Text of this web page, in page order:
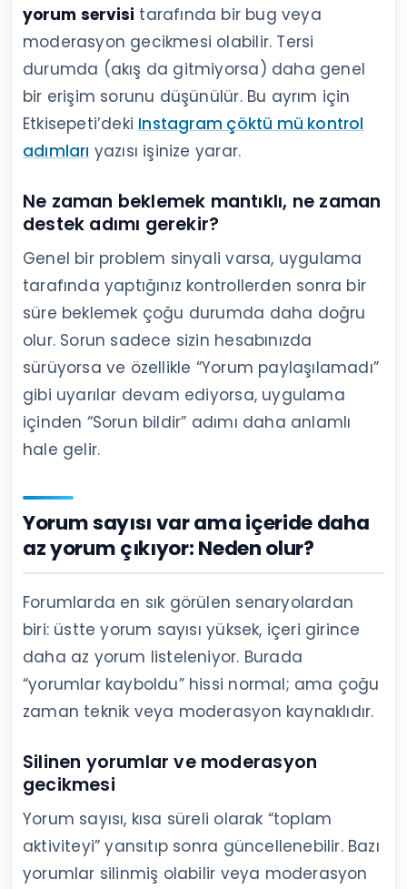
yorum servisi tarafında bir bug veya
moderasyon gecikmesi olabilir. Tersi
durumda (akış da gitmiyorsa) daha genel
bir erişim sorunu düşünülür. Bu ayrım için
Etkisepeti’deki Instagram çöktü mü kontrol
adımları yazısı işinize yarar.
Ne zaman beklemek mantıklı, ne zaman
destek adımı gerekir?
Genel bir problem sinyali varsa, uygulama
tarafında yaptığınız kontrollerden sonra bir
süre beklemek çoğu durumda daha doğru
olur. Sorun sadece sizin hesabınızda
sürüyorsa ve özellikle “Yorum paylaşılamadı”
gibi uyarılar devam ediyorsa, uygulama
içinden “Sorun bildir” adımı daha anlamlı
hale gelir.
Yorum sayısı var ama içeride daha
az yorum çıkıyor: Neden olur?
Forumlarda en sık görülen senaryolardan
biri: üstte yorum sayısı yüksek, içeri girince
daha az yorum listeleniyor. Burada
“yorumlar kayboldu” hissi normal; ama çoğu
zaman teknik veya moderasyon kaynaklıdır.
Silinen yorumlar ve moderasyon
gecikmesi
Yorum sayısı, kısa süreli olarak “toplam
aktiviteyi” yansıtıp sonra güncellenebilir. Bazı
yorumlar silinmiş olabilir veya moderasyon